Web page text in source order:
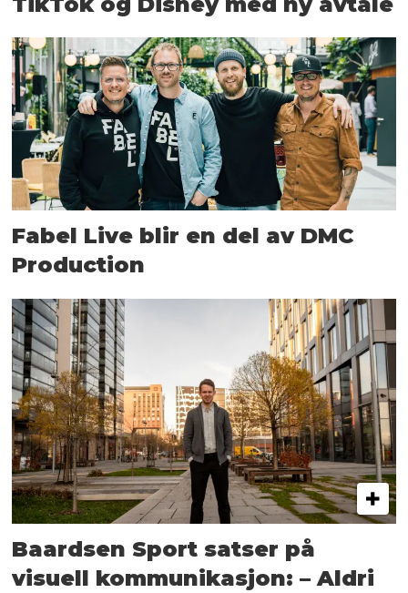
Fabel Live blir en del av DMC
Production
Baardsen Sport satser på
visuell kommunikasjon: – Aldri